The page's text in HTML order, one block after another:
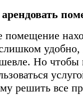
Но чтобы
решить все